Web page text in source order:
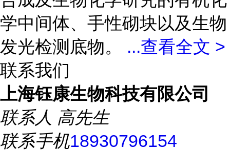
学中间体、手性砌块以及生物
发光检测底物。 ...查看全文 >
联系我们
上海钰康生物科技有限公司
联系人 高先生
联系手机18930796154